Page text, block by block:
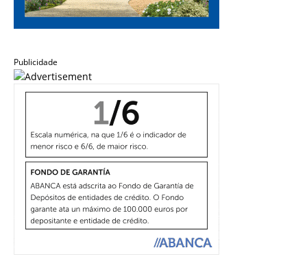
Publicidade